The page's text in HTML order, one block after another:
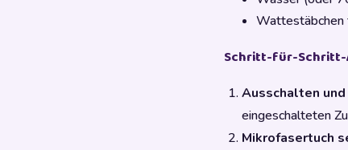
Wattestäbchen
Schritt-für-
Ausschalten
eingeschalteten
Mikrofasertuch